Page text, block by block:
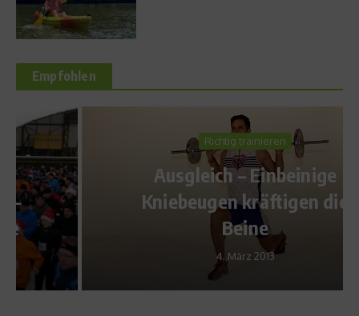
Empfohlen
Richtig trainieren
Ausgleich – Einbeinige
Kniebeugen kräftigen die